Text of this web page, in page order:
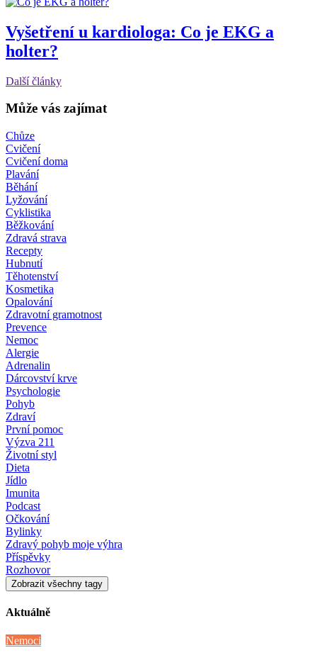
Vyšetření u kardiologa: Co je EKG a
holter?
Další články
Může vás zajímat
Chůze
Cvičení
Cvičení doma
Plavání
Běhání
Lyžování
Cyklistika
Běžkování
Zdravá strava
Recepty
Hubnutí
Těhotenství
Kosmetika
Opalování
Zdravotní gramotnost
Prevence
Nemoc
Alergie
Adrenalin
Dárcovství krve
Psychologie
Pohyb
Zdraví
První pomoc
Výzva 211
Životní styl
Dieta
Jídlo
Imunita
Podcast
Očkování
Bylinky
Zdravý pohyb moje výhra
Příspěvky
Rozhovor
Zobrazit všechny tagy
Aktuálně
Nemoci